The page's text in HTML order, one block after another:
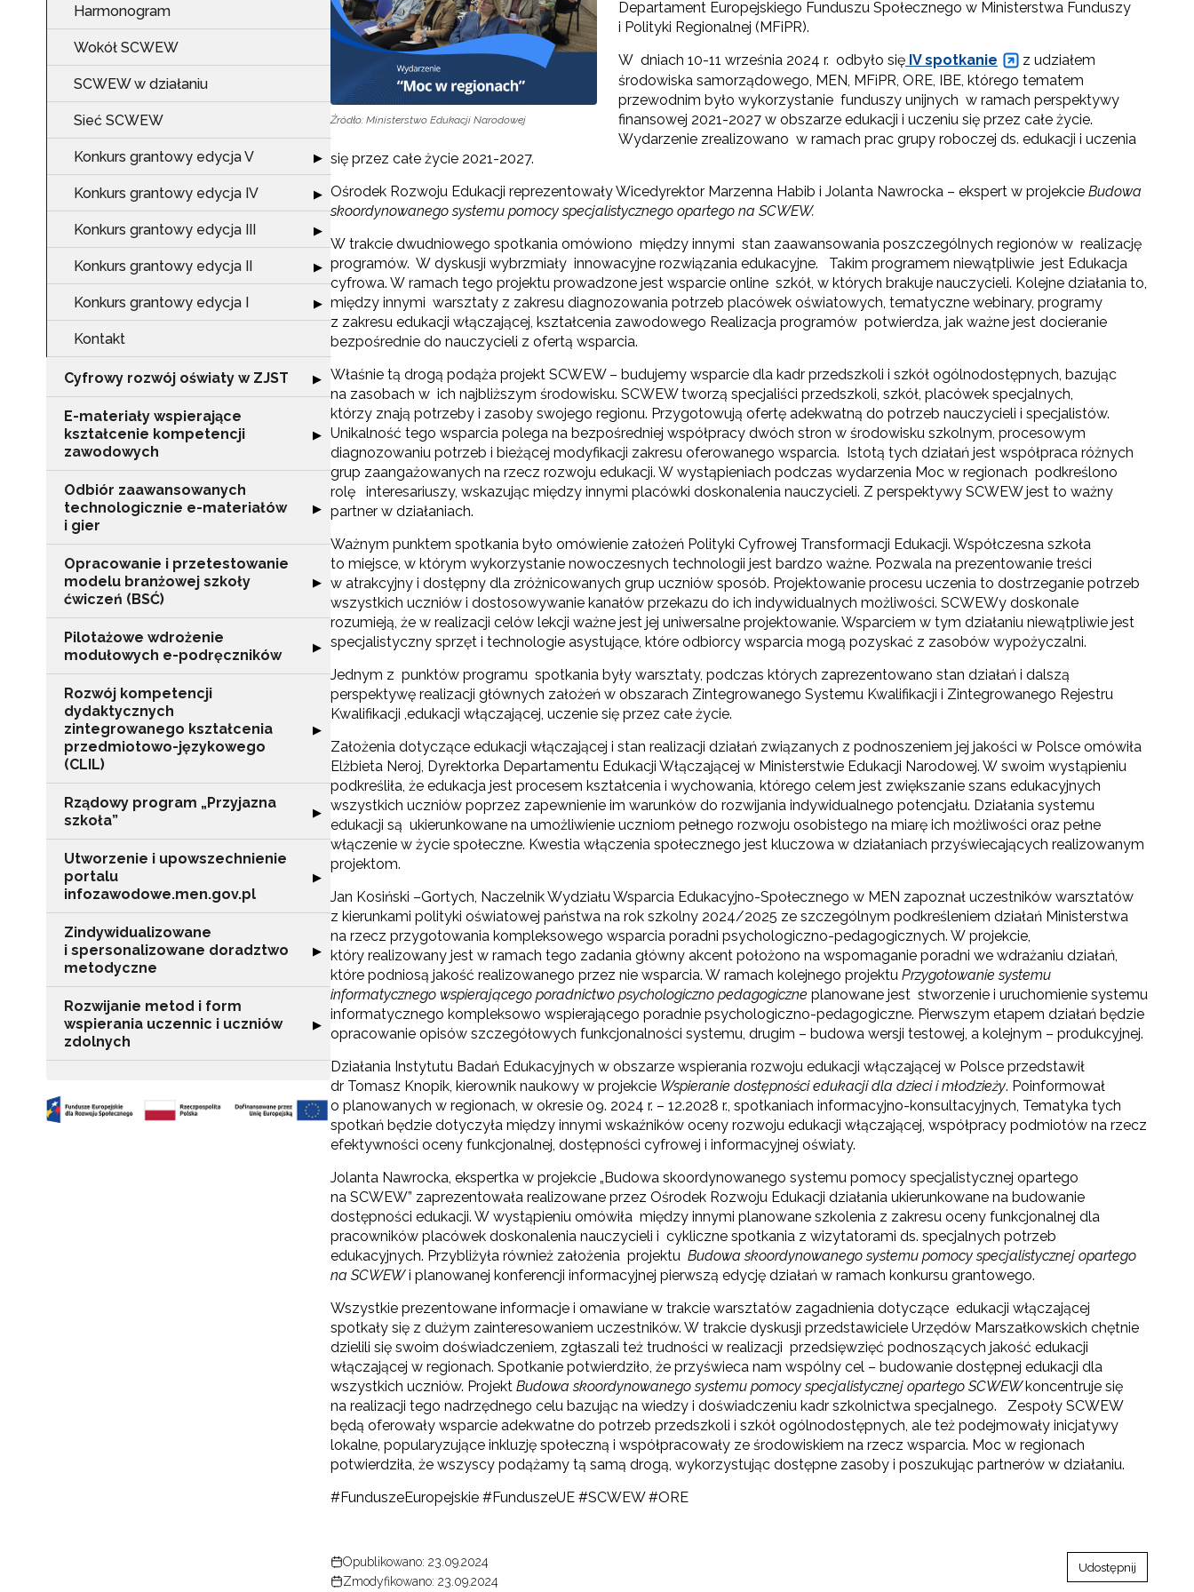
Harmonogram
Wokół SCWEW
SCWEW w działaniu
Sieć SCWEW
Konkurs grantowy edycja V Rozwiń sekcję "Konkurs grantowy edycja V"
▶
Konkurs grantowy edycja IV Rozwiń sekcję "Konkurs grantowy edycja IV"
▶
Konkurs grantowy edycja III Rozwiń sekcję "Konkurs grantowy edycja III"
▶
Konkurs grantowy edycja II Rozwiń sekcję "Konkurs grantowy edycja II"
▶
Konkurs grantowy edycja I Rozwiń sekcję "Konkurs grantowy edycja I"
▶
Kontakt
Cyfrowy rozwój oświaty w ZJST Rozwiń sekcję "Cyfrowy rozwój oświaty w ZJST"
▶
E-materiały wspierające
kształcenie kompetencji
zawodowych
Rozwiń sekcję "E-materiały wspierające kształcenie kompetencji zawodowych"
▶
Odbiór zaawansowanych
technologicznie e-materiałów
i gier
Rozwiń sekcję "Odbiór zaawansowanych technologicznie e-materiałów i gier"
▶
Opracowanie i przetestowanie
modelu branżowej szkoły
ćwiczeń (BSĆ)
Rozwiń sekcję "Opracowanie i przetestowanie modelu branżowej szkoły ćwiczeń (BSĆ)"
▶
Pilotażowe wdrożenie
modułowych e-podręczników
Rozwiń sekcję "Pilotażowe wdrożenie modułowych e-podręczników"
▶
Rozwój kompetencji
dydaktycznych
zintegrowanego kształcenia
przedmiotowo-językowego
(CLIL)
Rozwiń sekcję "Rozwój kompetencji dydaktycznych zintegrowanego kształcenia przedmiotowo-językowego (CLIL)"
▶
Rządowy program „Przyjazna
szkoła”
Rozwiń sekcję "Rządowy program „Przyjazna szkoła”"
▶
Utworzenie i upowszechnienie
portalu
infozawodowe.men.gov.pl
Rozwiń sekcję "Utworzenie i upowszechnienie portalu infozawodowe.men.gov.pl"
▶
Zindywidualizowane
i spersonalizowane doradztwo
metodyczne
Rozwiń sekcję "Zindywidualizowane i spersonalizowane doradztwo metodyczne"
▶
Rozwijanie metod i form
wspierania uczennic i uczniów
zdolnych
Rozwiń sekcję "Rozwijanie metod i form wspierania uczennic i uczniów zdolnych"
▶
Źródło: Ministerstwo Edukacji Narodowej
Departament Europejskiego Funduszu Społecznego w Ministerstwa Funduszy
i Polityki Regionalnej (MFiPR).
W dniach 10-11 września 2024 r. odbyło się IV spotkanie
z udziałem
środowiska samorządowego, MEN, MFiPR, ORE, IBE, którego tematem
przewodnim było wykorzystanie funduszy unijnych w ramach perspektywy
finansowej 2021-2027 w obszarze edukacji i uczeniu się przez całe życie.
Wydarzenie zrealizowano w ramach prac grupy roboczej ds. edukacji i uczenia
się przez całe życie 2021-2027.
Ośrodek Rozwoju Edukacji reprezentowały Wicedyrektor Marzenna Habib i Jolanta Nawrocka – ekspert w projekcie Budowa
skoordynowanego systemu pomocy specjalistycznego opartego na SCWEW.
W trakcie dwudniowego spotkania omówiono między innymi stan zaawansowania poszczególnych regionów w realizację
programów. W dyskusji wybrzmiały innowacyjne rozwiązania edukacyjne. Takim programem niewątpliwie jest Edukacja
cyfrowa. W ramach tego projektu prowadzone jest wsparcie online szkół, w których brakuje nauczycieli. Kolejne działania to,
między innymi warsztaty z zakresu diagnozowania potrzeb placówek oświatowych, tematyczne webinary, programy
z zakresu edukacji włączającej, kształcenia zawodowego Realizacja programów potwierdza, jak ważne jest docieranie
bezpośrednie do nauczycieli z ofertą wsparcia.
Właśnie tą drogą podąża projekt SCWEW – budujemy wsparcie dla kadr przedszkoli i szkół ogólnodostępnych, bazując
na zasobach w ich najbliższym środowisku. SCWEW tworzą specjaliści przedszkoli, szkół, placówek specjalnych,
którzy znają potrzeby i zasoby swojego regionu. Przygotowują ofertę adekwatną do potrzeb nauczycieli i specjalistów.
Unikalność tego wsparcia polega na bezpośredniej współpracy dwóch stron w środowisku szkolnym, procesowym
diagnozowaniu potrzeb i bieżącej modyfikacji zakresu oferowanego wsparcia. Istotą tych działań jest współpraca różnych
grup zaangażowanych na rzecz rozwoju edukacji. W wystąpieniach podczas wydarzenia Moc w regionach podkreślono
rolę interesariuszy, wskazując między innymi placówki doskonalenia nauczycieli. Z perspektywy SCWEW jest to ważny
partner w działaniach.
Ważnym punktem spotkania było omówienie założeń Polityki Cyfrowej Transformacji Edukacji. Współczesna szkoła
to miejsce, w którym wykorzystanie nowoczesnych technologii jest bardzo ważne. Pozwala na prezentowanie treści
w atrakcyjny i dostępny dla zróżnicowanych grup uczniów sposób. Projektowanie procesu uczenia to dostrzeganie potrzeb
wszystkich uczniów i dostosowywanie kanałów przekazu do ich indywidualnych możliwości. SCWEWy doskonale
rozumieją, że w realizacji celów lekcji ważne jest jej uniwersalne projektowanie. Wsparciem w tym działaniu niewątpliwie jest
specjalistyczny sprzęt i technologie asystujące, które odbiorcy wsparcia mogą pozyskać z zasobów wypożyczalni.
Jednym z punktów programu spotkania były warsztaty, podczas których zaprezentowano stan działań i dalszą
perspektywę realizacji głównych założeń w obszarach Zintegrowanego Systemu Kwalifikacji i Zintegrowanego Rejestru
Kwalifikacji ,edukacji włączającej, uczenie się przez całe życie.
Założenia dotyczące edukacji włączającej i stan realizacji działań związanych z podnoszeniem jej jakości w Polsce omówiła
Elżbieta Neroj, Dyrektorka Departamentu Edukacji Włączającej w Ministerstwie Edukacji Narodowej. W swoim wystąpieniu
podkreśliła, że edukacja jest procesem kształcenia i wychowania, którego celem jest zwiększanie szans edukacyjnych
wszystkich uczniów poprzez zapewnienie im warunków do rozwijania indywidualnego potencjału. Działania systemu
edukacji są ukierunkowane na umożliwienie uczniom pełnego rozwoju osobistego na miarę ich możliwości oraz pełne
włączenie w życie społeczne. Kwestia włączenia społecznego jest kluczowa w działaniach przyświecających realizowanym
projektom.
Jan Kosiński –Gortych, Naczelnik Wydziału Wsparcia Edukacyjno-Społecznego w MEN zapoznał uczestników warsztatów
z kierunkami polityki oświatowej państwa na rok szkolny 2024/2025 ze szczególnym podkreśleniem działań Ministerstwa
na rzecz przygotowania kompleksowego wsparcia poradni psychologiczno-pedagogicznych. W projekcie,
który realizowany jest w ramach tego zadania główny akcent położono na wspomaganie poradni we wdrażaniu działań,
które podniosą jakość realizowanego przez nie wsparcia. W ramach kolejnego projektu Przygotowanie systemu
informatycznego wspierającego poradnictwo psychologiczno pedagogiczne planowane jest stworzenie i uruchomienie systemu
informatycznego kompleksowo wspierającego poradnie psychologiczno-pedagogiczne. Pierwszym etapem działań będzie
opracowanie opisów szczegółowych funkcjonalności systemu, drugim – budowa wersji testowej, a kolejnym – produkcyjnej.
Działania Instytutu Badań Edukacyjnych w obszarze wspierania rozwoju edukacji włączającej w Polsce przedstawił
dr Tomasz Knopik, kierownik naukowy w projekcie Wspieranie dostępności edukacji dla dzieci i młodzieży. Poinformował
o planowanych w regionach, w okresie 09. 2024 r. – 12.2028 r., spotkaniach informacyjno-konsultacyjnych, Tematyka tych
spotkań będzie dotyczyła między innymi wskaźników oceny rozwoju edukacji włączającej, współpracy podmiotów na rzecz
efektywności oceny funkcjonalnej, dostępności cyfrowej i informacyjnej oświaty.
Jolanta Nawrocka, ekspertka w projekcie „Budowa skoordynowanego systemu pomocy specjalistycznej opartego
na SCWEW” zaprezentowała realizowane przez Ośrodek Rozwoju Edukacji działania ukierunkowane na budowanie
dostępności edukacji. W wystąpieniu omówiła między innymi planowane szkolenia z zakresu oceny funkcjonalnej dla
pracowników placówek doskonalenia nauczycieli i cykliczne spotkania z wizytatorami ds. specjalnych potrzeb
edukacyjnych. Przybliżyła również założenia projektu Budowa skoordynowanego systemu pomocy specjalistycznej opartego
na SCWEWi planowanej konferencji informacyjnej pierwszą edycję działań w ramach konkursu grantowego.
Wszystkie prezentowane informacje i omawiane w trakcie warsztatów zagadnienia dotyczące edukacji włączającej
spotkały się z dużym zainteresowaniem uczestników. W trakcie dyskusji przedstawiciele Urzędów Marszałkowskich chętnie
dzielili się swoim doświadczeniem, zgłaszali też trudności w realizacji przedsięwzięć podnoszących jakość edukacji
włączającej w regionach. Spotkanie potwierdziło, że przyświeca nam wspólny cel – budowanie dostępnej edukacji dla
wszystkich uczniów. Projekt Budowa skoordynowanego systemu pomocy specjalistycznej opartego SCWEWkoncentruje się
na realizacji tego nadrzędnego celu bazując na wiedzy i doświadczeniu kadr szkolnictwa specjalnego. Zespoły SCWEW
będą oferowały wsparcie adekwatne do potrzeb przedszkoli i szkół ogólnodostępnych, ale też podejmowały inicjatywy
lokalne, popularyzujące inkluzję społeczną i współpracowały ze środowiskiem na rzecz wsparcia. Moc w regionach
potwierdziła, że wszyscy podążamy tą samą drogą, wykorzystując dostępne zasoby i poszukując partnerów w działaniu.
#FunduszeEuropejskie #FunduszeUE #SCWEW #ORE
Opublikowano: 23.09.2024
Zmodyfikowano: 23.09.2024
Udostępnij